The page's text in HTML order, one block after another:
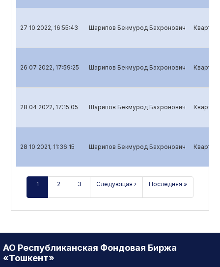
27 10 2022, 16:55:43 Шарипов Бекмурод Бахронович
26 07 2022, 17:59:25 Шарипов Бекмурод Бахронович
28 04 2022, 17:15:05 Шарипов Бекмурод Бахронович
28 10 2021, 11:36:15 Шарипов Бекмурод Бахронович
1 2 3 Следующая › Последняя »
АО Республиканская Фондовая Биржа
«Тошкент»